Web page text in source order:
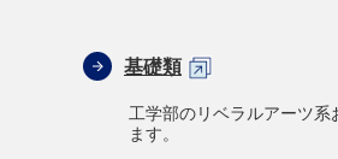
基礎類
工学部のリベラルアーツ
ます。